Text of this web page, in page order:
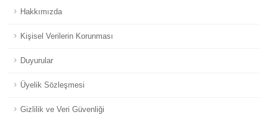
Hakkımızda
Kişisel Verilerin Korunması
Duyurular
Üyelik Sözleşmesi
Gizlilik ve Veri Güvenliği